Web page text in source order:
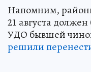
Напомним,
21 августа
УДО бывшей
решили